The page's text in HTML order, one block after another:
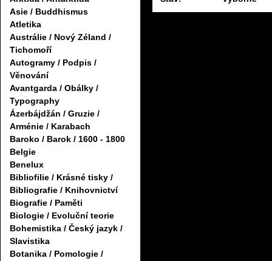
Asie / Buddhismus
Atletika
Austrálie / Nový Zéland /
Tichomoří
Autogramy / Podpis /
Věnování
Avantgarda / Obálky /
Typography
Ázerbájdžán / Gruzie /
Arménie / Karabach
Baroko / Barok / 1600 - 1800
Belgie
Benelux
Bibliofilie / Krásné tisky /
Bibliografie / Knihovnictví
Biografie / Paměti
Biologie / Evoluční teorie
Bohemistika / Český jazyk /
Slavistika
Botanika / Pomologie /